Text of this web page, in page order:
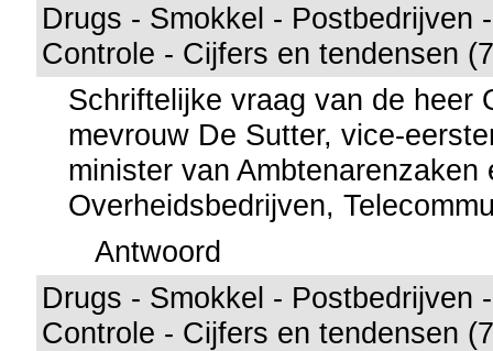
Drugs - Smokkel - Postbedrijven
Controle - Cijfers en tendensen
Schriftelijke vraag van de heer
mevrouw De Sutter, vice-
minister van Ambtenarenzaken
Overheidsbedrijven,
Antwoord
Drugs - Smokkel - Postbedrijven
Controle - Cijfers en tendensen